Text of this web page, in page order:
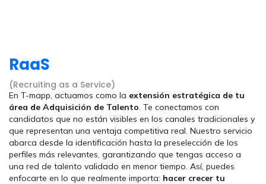
RaaS
(Recruiting as a Service)
En T-mapp, actuamos como la extensión estratégica de tu
área de Adquisición de Talento. Te conectamos con
candidatos que no están visibles en los canales tradicionales y
que representan una ventaja competitiva real. Nuestro servicio
abarca desde la identificación hasta la preselección de los
perfiles más relevantes, garantizando que tengas acceso a
una red de talento validado en menor tiempo. Así, puedes
enfocarte en lo que realmente importa: hacer crecer tu